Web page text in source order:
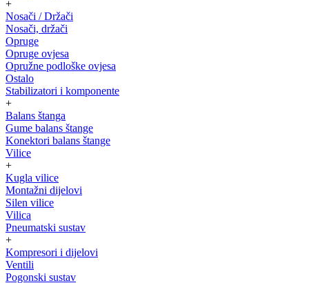
+
Nosači / Držači
Nosači, držači
Opruge
Opruge ovjesa
Opružne podloške ovjesa
Ostalo
Stabilizatori i komponente
+
Balans štanga
Gume balans štange
Konektori balans štange
Vilice
+
Kugla vilice
Montažni dijelovi
Silen vilice
Vilica
Pneumatski sustav
+
Kompresori i dijelovi
Ventili
Pogonski sustav